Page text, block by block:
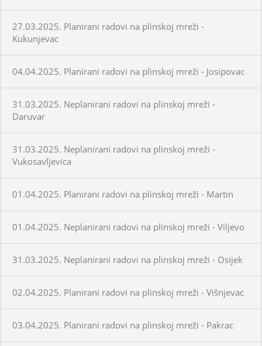
27.03.2025. Planirani radovi na plinskoj mreži -
Kukunjevac
04.04.2025. Planirani radovi na plinskoj mreži - Josipovac
31.03.2025. Neplanirani radovi na plinskoj mreži -
Daruvar
31.03.2025. Neplanirani radovi na plinskoj mreži -
Vukosavljevica
01.04.2025. Planirani radovi na plinskoj mreži - Martin
01.04.2025. Neplanirani radovi na plinskoj mreži - Viljevo
31.03.2025. Neplanirani radovi na plinskoj mreži - Osijek
02.04.2025. Planirani radovi na plinskoj mreži - Višnjevac
03.04.2025. Planirani radovi na plinskoj mreži - Pakrac